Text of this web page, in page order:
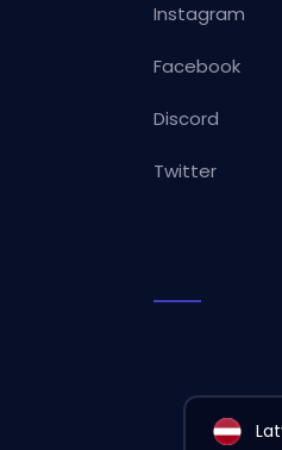
Instagram
Facebook
Discord
Twitter